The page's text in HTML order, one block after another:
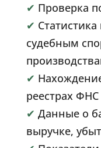
✔ Проверка
✔
судебным
✔
реестрах ФНС
✔ Данные о
выручке,